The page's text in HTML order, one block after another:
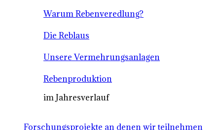
Warum Rebenveredlung?
Die Reblaus
Unsere Vermehrungsanlagen
Rebenproduktion
im Jahresverlauf
Forschungsprojekte an denen wir teilnehmen